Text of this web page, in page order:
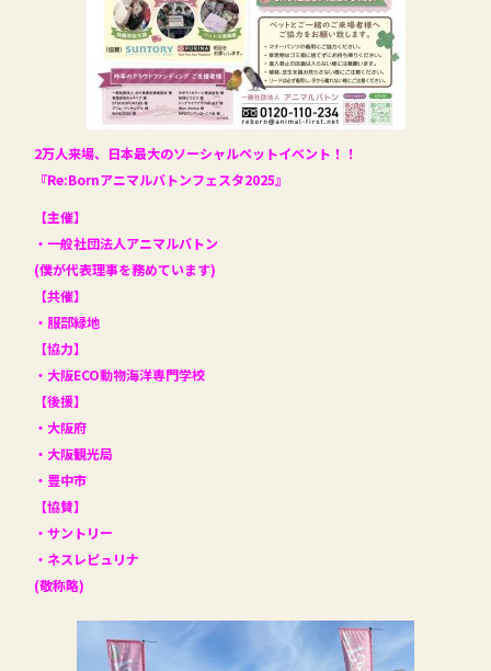
2万人来場、日本最大のソーシャルペットイベント！！
『Re:Bornアニマルバトンフェスタ2025』
【主催】
・一般社団法人アニマルバトン
(僕が代表理事を務めています)
【共催】
・服部緑地
【協力】
・大阪ECO動物海洋専門学校
【後援】
・大阪府
・大阪観光局
・豊中市
【協賛】
・サントリー
・ネスレピュリナ
(敬称略)